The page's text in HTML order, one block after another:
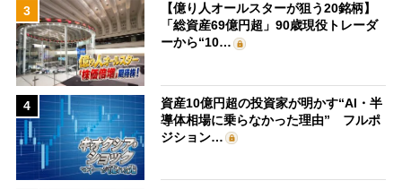
3
【億り人オールスターが狙う20銘柄】
「総資産69億円超」90歳現役トレーダ
ーから“10…
4
資産10億円超の投資家が明かす“AI・半
導体相場に乗らなかった理由” フルポ
ジション…